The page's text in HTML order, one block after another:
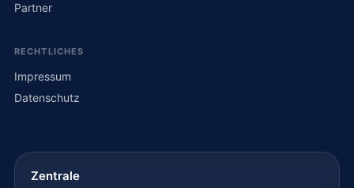
Partner
RECHTLICHES
Impressum
Datenschutz
Zentrale